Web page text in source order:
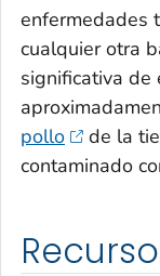
enfermedades
cualquier otra
significativa de
pollo
de la
contaminado